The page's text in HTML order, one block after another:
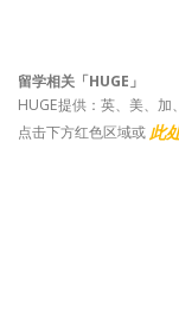
留学相关「HUGE」
HUGE提供：英、美、
点击下方红色区域或 此